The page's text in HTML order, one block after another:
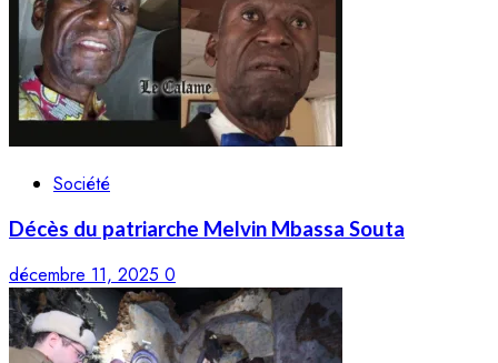
Société
Décès du patriarche Melvin Mbassa Souta
décembre 11, 2025 0